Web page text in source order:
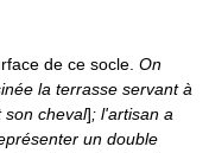
de ce socle. On
la terrasse servant à
son cheval]; l'artisan a
un double